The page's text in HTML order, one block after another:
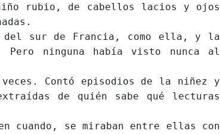
rubio, de cabellos lacios y ojos
del sur de Francia, como ella, y la
ninguna había visto nunca al
Contó episodios de la niñez y
de quién sabe qué lecturas
se miraban entre ellas con